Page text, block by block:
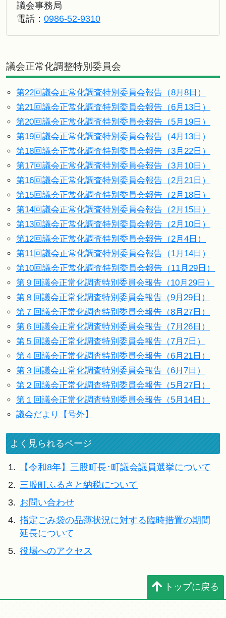
議会事務局
電話： 0986-52-9310
議会正常化調整特別委員会
第22回議会正常化調査特別委員会報告（8月8日）
第21回議会正常化調査特別委員会報告（6月13日）
第20回議会正常化調査特別委員会報告（5月19日）
第19回議会正常化調査特別委員会報告（4月13日）
第18回議会正常化調査特別委員会報告（3月22日）
第17回議会正常化調査特別委員会報告（3月10日）
第16回議会正常化調査特別委員会報告（2月21日）
第15回議会正常化調査特別委員会報告（2月18日）
第14回議会正常化調査特別委員会報告（2月15日）
第13回議会正常化調査特別委員会報告（2月10日）
第12回議会正常化調査特別委員会報告（2月4日）
第11回議会正常化調査特別委員会報告（1月14日）
第10回議会正常化調査特別委員会報告（11月29日）
第９回議会正常化調査特別委員会報告（10月29日）
第８回議会正常化調査特別委員会報告（9月29日）
第７回議会正常化調査特別委員会報告（8月27日）
第６回議会正常化調査特別委員会報告（7月26日）
第５回議会正常化調査特別委員会報告（7月7日）
第４回議会正常化調査特別委員会報告（6月21日）
第３回議会正常化調査特別委員会報告（6月7日）
第２回議会正常化調査特別委員会報告（5月27日）
第１回議会正常化調査特別委員会報告（5月14日）
議会だより【号外】
よく見られるページ
1.
【令和8年】三股町長･町議会議員選挙について
2. 三股町ふるさと納税について
3. お問い合わせ
4. 指定ごみ袋の品薄状況に対する臨時措置の期間
延長について
5. 役場へのアクセス
トップに戻る